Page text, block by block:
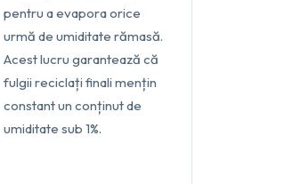
pentru a evapora orice
urmă de umiditate rămasă.
Acest lucru garantează că
fulgii reciclați finali mențin
constant un conținut de
umiditate sub 1%.